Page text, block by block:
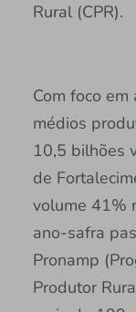
Rural (CPR).
Com foco
médios
10,5 bilhões
de
volume 41%
ano-safra
Pronamp
Produtor